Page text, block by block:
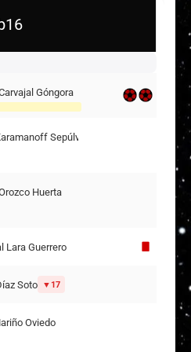
Góngora
Sepúlveda
Huerta
Lara Guerrero
Soto 17
Oviedo